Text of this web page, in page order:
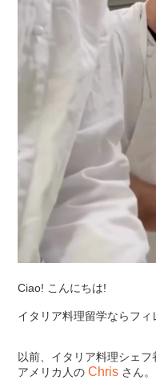
Ciao! こんにちは!
イタリア料理留学ならフィ
以前、イタリア料理シェ
アメリカ人のChris さん。